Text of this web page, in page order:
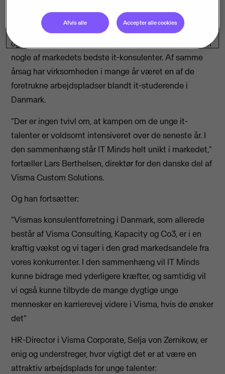
IT Minds, der i en periode har været under EG’s vinger,
har specialiseret sig i at ansætte dygtige it-studerende
og nyuddannede og udvikle deres talenter, så de bliver
nogle af markedets bedste it-konsulenter. Af samme
årsag har virksomheden i mange år været en af de
foretrukne arbejdspladser blandt it-studerende i
Danmark.
“Der er ingen tvivl om, at kampen om de unge it-
talenter er voldsomt intensiveret over de seneste år. I
den sammenhæng står IT Minds helt unikt i markedet,"
fortæller Lars Berthelsen, direktør for den danske del af
Visma Custom Solutions.
Og han fortsætter:
"Vismas konsulentforretning i Danmark, som allerede
består af Visma Consulting, Kapacity og Co3, er i en
kraftig vækst og vi tager i den grad markedsandele fra
vores konkurrenter. I den sammenhæng vil IT Minds
kunne bidrage med yderligere kræfter, og samtidig vil
vi også kunne tilbyde de mange dygtige unge
mennesker en karrierevej videre i Visma, hvis de ønsker
det"
HR-Director i Visma Corporate, Selja von Zernikow, er
enig og understreger, hvor vigtigt det er at være en
attraktiv arbejdsplads for unge talenter:
Afvis alle Accepter alle cookies